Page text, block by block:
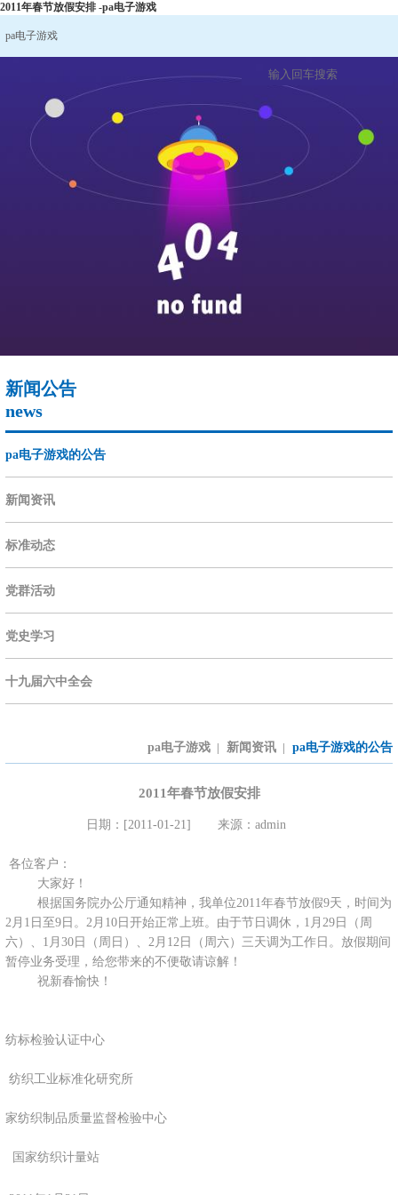
2011年春节放假安排 -pa电子游戏
pa电子游戏
新闻公告
news
pa电子游戏的公告
新闻资讯
标准动态
党群活动
党史学习
十九届六中全会
pa电子游戏 新闻资讯 pa电子游戏的公告
2011年春节放假安排
日期：[2011-01-21] 来源：admin
各位客户：
大家好！
根据国务院办公厅通知精神，我单位2011年春节放假9天，时间为
2月1日 至9日。 2月10日 开始正常上班。由于节日调休， 1月29日
（周
六）、 1月30日 （周日）、 2月12日
（周六）三天调为工作日。放假期间
暂停业务受理，给您带来的不便敬请谅解！
祝新春愉快！
纺标检验认证中心
纺织工业标准化研究所
家纺织制品质量监督检验中心
国家纺织计量站